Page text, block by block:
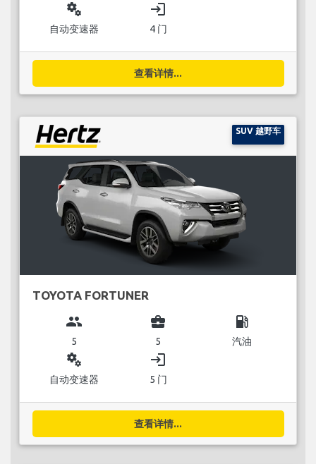
miscellaneous_services
自动变速器
login
4 门
查看详情...
SUV 越野车
TOYOTA FORTUNER
group
5
business_center
5
local_gas_station
汽油
miscellaneous_services
自动变速器
login
5 门
查看详情...